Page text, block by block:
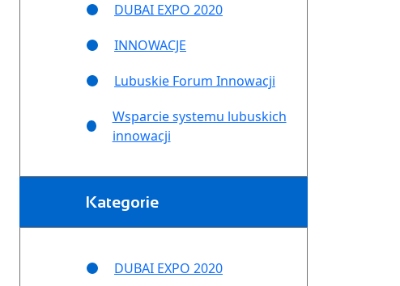
DUBAI EXPO 2020
INNOWACJE
Lubuskie Forum Innowacji
Wsparcie systemu lubuskich
innowacji
Kategorie
DUBAI EXPO 2020